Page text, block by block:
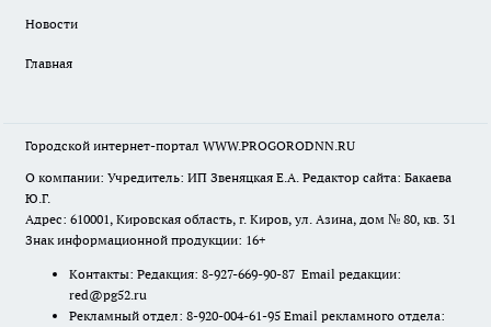
Новости
Главная
Городской интернет-портал WWW.PROGORODNN.RU
О компании: Учредитель: ИП Звеняцкая Е.А. Редактор сайта: Бакаева
Ю.Г.
Адрес: 610001, Кировская область, г. Киров, ул. Азина, дом № 80, кв. 31
Знак информационной продукции: 16+
Контакты: Редакция: 8-927-669-90-87 Email редакции:
red@pg52.ru
Рекламный отдел: 8-920-004-61-95 Email рекламного отдела: